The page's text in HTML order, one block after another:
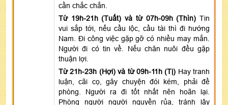
cần chắc chắn.
Từ 19h-21h (Tuất) và từ 07h-09h (Thìn) Tin
vui sắp tới, nếu cầu lộc, cầu tài thì đi hướng
Nam. Đi công việc gặp gỡ có nhiều may mắn.
Người đi có tin về. Nếu chăn nuôi đều gặp
thuận lợi.
Từ 21h-23h (Hợi) và từ 09h-11h (Tị) Hay tranh
luận, cãi cọ, gây chuyện đói kém, phải đề
phòng. Người ra đi tốt nhất nên hoãn lại.
Phòng người người nguyền rủa, tránh lây